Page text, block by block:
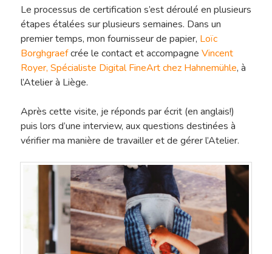
Hit enter to search or ESC to close
Le processus de certification s’est déroulé en plusieurs
étapes étalées sur plusieurs semaines. Dans un
premier temps, mon fournisseur de papier, Loïc
Borghgraefcrée le contact et accompagne Vincent
Royer, Spécialiste Digital FineArt chez Hahnemühle, à
l’Atelier à Liège.
Après cette visite, je réponds par écrit (en anglais!)
puis lors d’une interview, aux questions destinées à
vérifier ma manière de travailler et de gérer l’Atelier.